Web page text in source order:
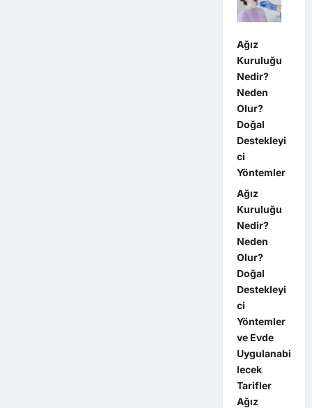
Ağız
Kuruluğu
Nedir?
Neden
Olur?
Doğal
Destekleyi
ci
Yöntemler
Ağız
Kuruluğu
Nedir?
Neden
Olur?
Doğal
Destekleyi
ci
Yöntemler
ve Evde
Uygulanabi
lecek
Tarifler
Ağız